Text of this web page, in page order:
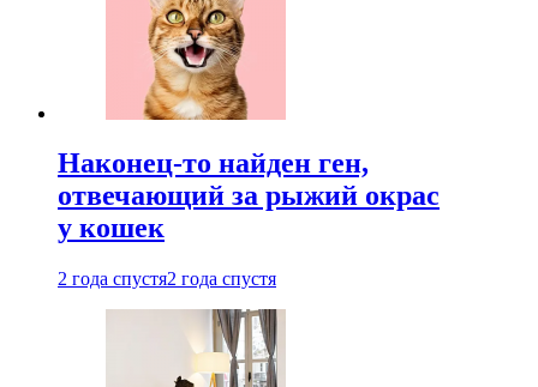
Наконец-то найден ген,
отвечающий за рыжий окрас
у кошек
2 года спустя2 года спустя